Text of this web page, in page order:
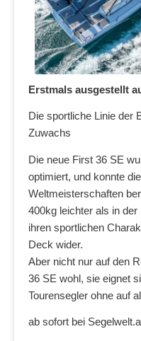
Erstmals ausgestellt
Die sportliche Linie der
Zuwachs
Die neue First 36 SE
optimiert, und konnte
Weltmeisterschaften
400kg leichter als in
ihren sportlichen
Deck wider.
Aber nicht nur auf den
36 SE wohl, sie eignet
Tourensegler ohne auf
ab sofort bei